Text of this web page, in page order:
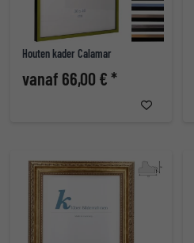
Houten kader Calamar
vanaf 66,00 € *